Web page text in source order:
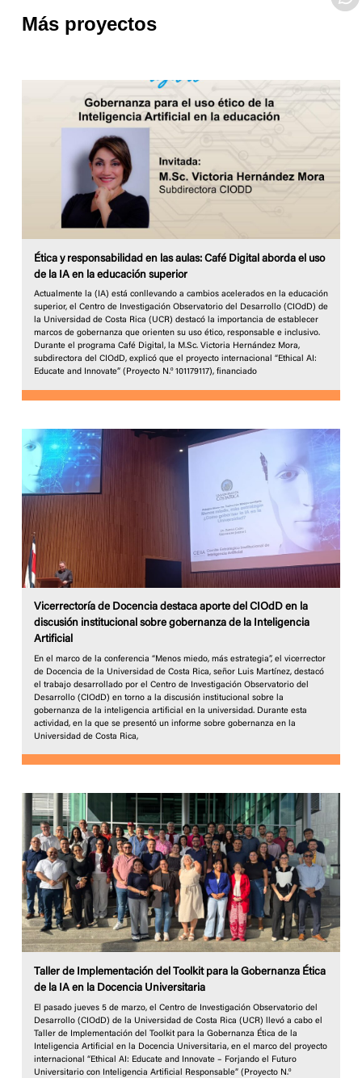
Más proyectos
Ética y responsabilidad en las aulas: Café Digital aborda el uso
de la IA en la educación superior
Actualmente la (IA) está conllevando a cambios acelerados en la educación
superior, el Centro de Investigación Observatorio del Desarrollo (CIOdD) de
la Universidad de Costa Rica (UCR) destacó la importancia de establecer
marcos de gobernanza que orienten su uso ético, responsable e inclusivo.
Durante el programa Café Digital, la M.Sc. Victoria Hernández Mora,
subdirectora del CIOdD, explicó que el proyecto internacional “Ethical AI:
Educate and Innovate” (Proyecto N.º 101179117), financiado
Vicerrectoría de Docencia destaca aporte del CIOdD en la
discusión institucional sobre gobernanza de la Inteligencia
Artificial
En el marco de la conferencia “Menos miedo, más estrategia”, el vicerrector
de Docencia de la Universidad de Costa Rica, señor Luis Martínez, destacó
el trabajo desarrollado por el Centro de Investigación Observatorio del
Desarrollo (CIOdD) en torno a la discusión institucional sobre la
gobernanza de la inteligencia artificial en la universidad. Durante esta
actividad, en la que se presentó un informe sobre gobernanza en la
Universidad de Costa Rica,
Taller de Implementación del Toolkit para la Gobernanza Ética
de la IA en la Docencia Universitaria
El pasado jueves 5 de marzo, el Centro de Investigación Observatorio del
Desarrollo (CIOdD) de la Universidad de Costa Rica (UCR) llevó a cabo el
Taller de Implementación del Toolkit para la Gobernanza Ética de la
Inteligencia Artificial en la Docencia Universitaria, en el marco del proyecto
internacional “Ethical AI: Educate and Innovate – Forjando el Futuro
Universitario con Inteligencia Artificial Responsable” (Proyecto N.º